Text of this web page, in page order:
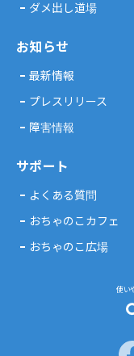
使い
ダメ出し道場
お知らせ
最新情報
プレスリリース
障害情報
サポート
よくある質問
おちゃのこカフェ
おちゃのこ広場